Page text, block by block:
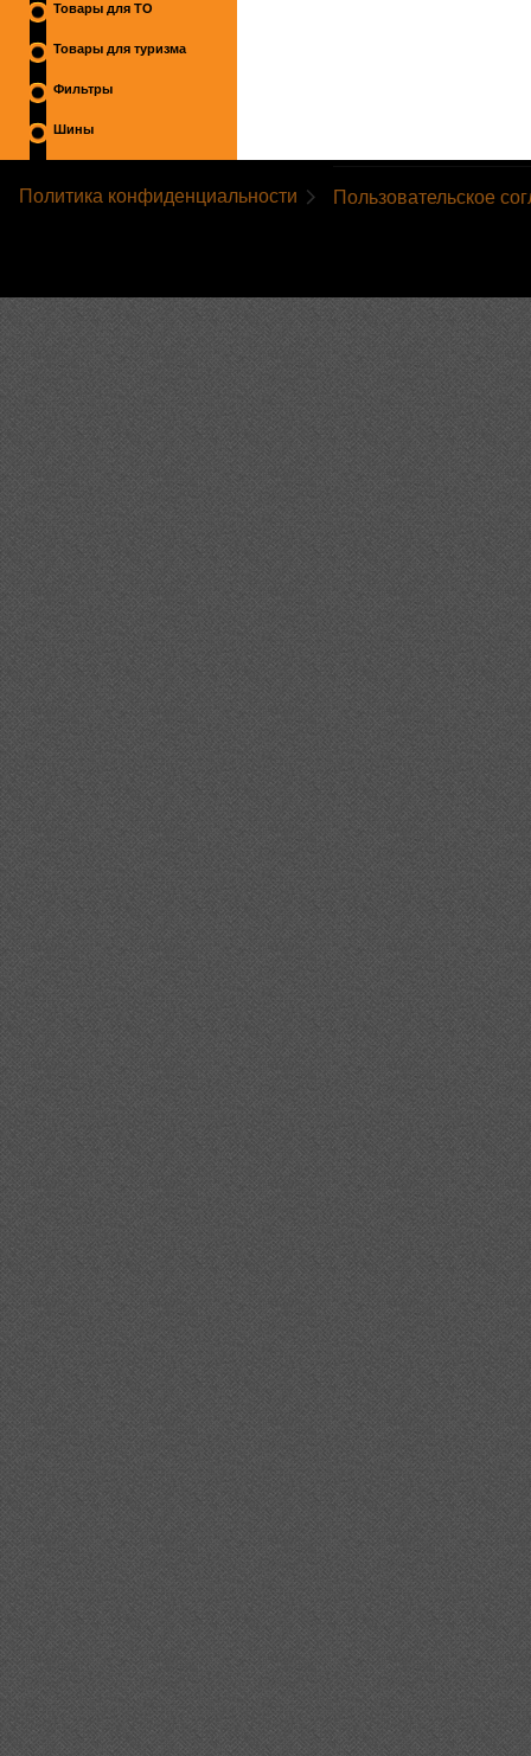
Товары для ТО
Товары для туризма
Фильтры
Шины
Политика конфиденциальности Пользовательское